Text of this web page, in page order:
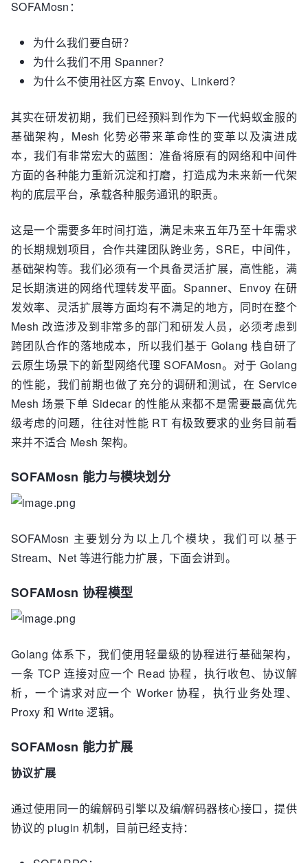
SOFAMosn：
为什么我们要自研？
为什么我们不用 Spanner？
为什么不使用社区方案 Envoy、Linkerd？
其实在研发初期，我们已经预料到作为下一代蚂蚁金服的
基础架构，Mesh 化势必带来革命性的变革以及演进成
本，我们有非常宏大的蓝图：准备将原有的网络和中间件
方面的各种能力重新沉淀和打磨，打造成为未来新一代架
构的底层平台，承载各种服务通讯的职责。
这是一个需要多年时间打造，满足未来五年乃至十年需求
的长期规划项目，合作共建团队跨业务，SRE，中间件，
基础架构等。我们必须有一个具备灵活扩展，高性能，满
足长期演进的网络代理转发平面。Spanner、Envoy 在研
发效率、灵活扩展等方面均有不满足的地方，同时在整个
Mesh 改造涉及到非常多的部门和研发人员，必须考虑到
跨团队合作的落地成本，所以我们基于 Golang 栈自研了
云原生场景下的新型网络代理 SOFAMosn。对于 Golang
的性能，我们前期也做了充分的调研和测试，在 Service
Mesh 场景下单 Sidecar 的性能从来都不是需要最高优先
级考虑的问题，往往对性能 RT 有极致要求的业务目前看
来并不适合 Mesh 架构。
SOFAMosn 能力与模块划分
SOFAMosn 主要划分为以上几个模块，我们可以基于
Stream、Net 等进行能力扩展，下面会讲到。
SOFAMosn 协程模型
Golang 体系下，我们使用轻量级的协程进行基础架构，
一条 TCP 连接对应一个 Read 协程，执行收包、协议解
析，一个请求对应一个 Worker 协程，执行业务处理、
Proxy 和 Write 逻辑。
SOFAMosn 能力扩展
协议扩展
通过使用同一的编解码引擎以及编/解码器核心接口，提供
协议的 plugin 机制，目前已经支持：